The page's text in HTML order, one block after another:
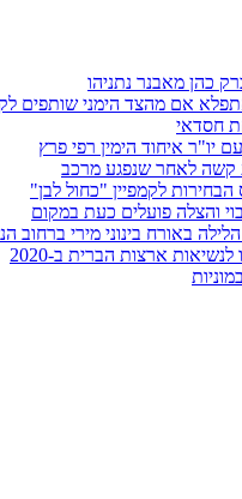
כהן מאבנר נתניהו
אם מהצד הימני שותפים
חסדאי
יו"ר איחוד הימין רפי פרץ
קשה לאחר שנפגע מרכב
לקמפיין "כחול לבן"
ארצות הברית ב-2020